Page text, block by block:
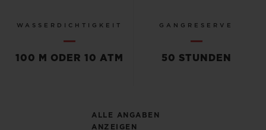
WASSERDICHTIGKEIT
100 M ODER 10 ATM
GANGRESERVE
50 STUNDEN
ALLE ANGABEN
ANZEIGEN